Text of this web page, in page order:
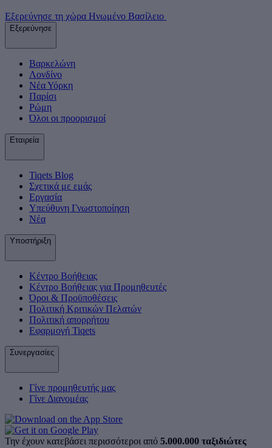
Εξερεύνησε τη χώρα Ηνωμένο Βασίλειο
Εξερεύνησε
Βαρκελώνη
Λονδίνο
Νέα Υόρκη
Παρίσι
Ρώμη
Όλοι οι προορισμοί
Εταιρεία
Tiqets Βlog
Σχετικά με εμάς
Εργασία
Υπεύθυνη Γνωστοποίηση
Νέα
Υποστήριξη
Κέντρο Βοήθειας
Κέντρο Βοήθειας για Προμηθευτές
Όροι & Προϋποθέσεις
Πολιτική Κριτικών Πελατών
Πολιτική απορρήτου
Εφαρμογή Tiqets
Συνεργασίες
Γίνε προμηθευτής μας
Γίνε Διανομέας
Την έχουν κατεβάσει περισσότεροι από 5.000.000 ταξιδιώτες